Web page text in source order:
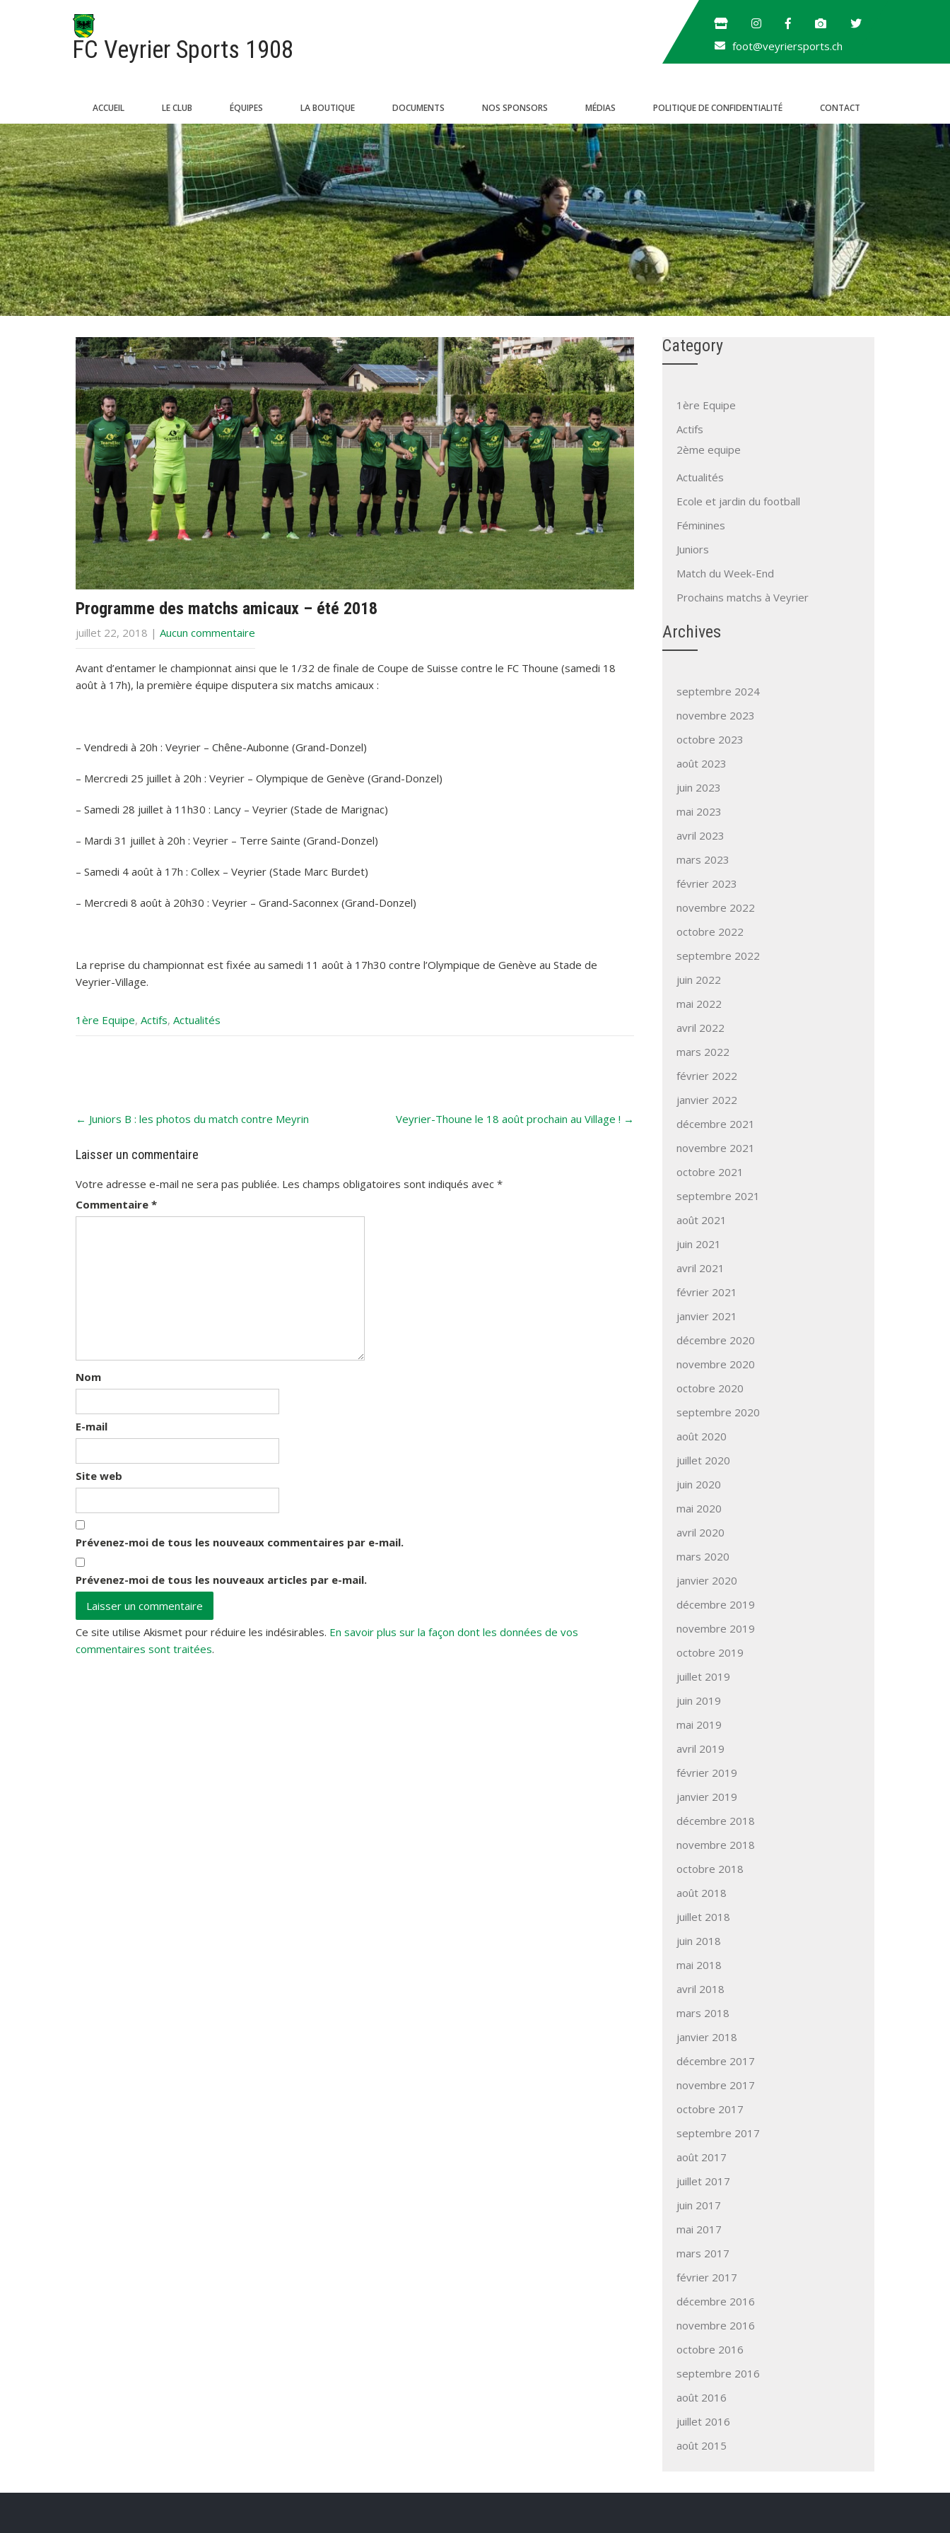
FC Veyrier Sports 1908 foot@veyriersports.ch
ACCUEIL LE CLUB ÉQUIPES LA BOUTIQUE DOCUMENTS NOS SPONSORS MÉDIAS POLITIQUE DE CONFIDENTIALITÉ CONTACT
Programme des matchs amicaux – été 2018
juillet 22, 2018 | Aucun commentaire
Avant d’entamer le championnat ainsi que le 1/32 de finale de Coupe de Suisse contre le FC Thoune (samedi 18
août à 17h), la première équipe disputera six matchs amicaux :
– Vendredi à 20h : Veyrier – Chêne-Aubonne (Grand-Donzel)
– Mercredi 25 juillet à 20h : Veyrier – Olympique de Genève (Grand-Donzel)
– Samedi 28 juillet à 11h30 : Lancy – Veyrier (Stade de Marignac)
– Mardi 31 juillet à 20h : Veyrier – Terre Sainte (Grand-Donzel)
– Samedi 4 août à 17h : Collex – Veyrier (Stade Marc Burdet)
– Mercredi 8 août à 20h30 : Veyrier – Grand-Saconnex (Grand-Donzel)
La reprise du championnat est fixée au samedi 11 août à 17h30 contre l’Olympique de Genève au Stade de
Veyrier-Village.
1ère Equipe, Actifs, Actualités
navigation
← Juniors B : les photos du match contre Meyrin Veyrier-Thoune le 18 août prochain au Village ! →
Laisser un commentaire
Votre adresse e-mail ne sera pas publiée. Les champs obligatoires sont indiqués avec *
Commentaire *
Nom
E-mail
Site web
Prévenez-moi de tous les nouveaux commentaires par e-mail.
Prévenez-moi de tous les nouveaux articles par e-mail.
Ce site utilise Akismet pour réduire les indésirables. En savoir plus sur la façon dont les données de vos
commentaires sont traitées.
Category
1ère Equipe
Actifs
2ème equipe
Actualités
Ecole et jardin du football
Féminines
Juniors
Match du Week-End
Prochains matchs à Veyrier
Archives
septembre 2024
novembre 2023
octobre 2023
août 2023
juin 2023
mai 2023
avril 2023
mars 2023
février 2023
novembre 2022
octobre 2022
septembre 2022
juin 2022
mai 2022
avril 2022
mars 2022
février 2022
janvier 2022
décembre 2021
novembre 2021
octobre 2021
septembre 2021
août 2021
juin 2021
avril 2021
février 2021
janvier 2021
décembre 2020
novembre 2020
octobre 2020
septembre 2020
août 2020
juillet 2020
juin 2020
mai 2020
avril 2020
mars 2020
janvier 2020
décembre 2019
novembre 2019
octobre 2019
juillet 2019
juin 2019
mai 2019
avril 2019
février 2019
janvier 2019
décembre 2018
novembre 2018
octobre 2018
août 2018
juillet 2018
juin 2018
mai 2018
avril 2018
mars 2018
janvier 2018
décembre 2017
novembre 2017
octobre 2017
septembre 2017
août 2017
juillet 2017
juin 2017
mai 2017
mars 2017
février 2017
décembre 2016
novembre 2016
octobre 2016
septembre 2016
août 2016
juillet 2016
août 2015